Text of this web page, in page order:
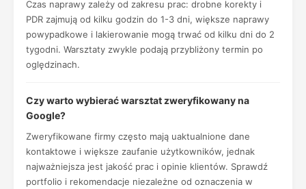
Czas naprawy zależy od zakresu prac: drobne korekty i
PDR zajmują od kilku godzin do 1-3 dni, większe naprawy
powypadkowe i lakierowanie mogą trwać od kilku dni do 2
tygodni. Warsztaty zwykle podają przybliżony termin po
oględzinach.
Czy warto wybierać warsztat zweryfikowany na
Google?
Zweryfikowane firmy często mają uaktualnione dane
kontaktowe i większe zaufanie użytkowników, jednak
najważniejsza jest jakość prac i opinie klientów. Sprawdź
portfolio i rekomendacje niezależne od oznaczenia w